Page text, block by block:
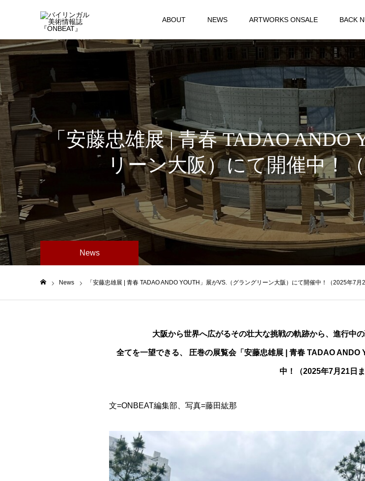
ABOUT NEWS ARTWORKS ONSALE BACK
「安藤忠雄展 | 青春 TADAO ANDO
リーン大阪）にて開催中！
News
News 「安藤忠雄展 | 青春 TADAO ANDO YOUTH」展がVS.（グラングリーン大阪）にて開催中！（2025年7月
大阪から世界へ広がるその壮大な挑戦の軌跡から、進行中
全てを一望できる、 圧巻の展覧会「安藤忠雄展 | 青春 TADAO
中！（2025年7月21日ま
文=ONBEAT編集部、写真=藤田紘那